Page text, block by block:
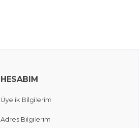
HESABIM
Üyelik Bilgilerim
Adres Bilgilerim